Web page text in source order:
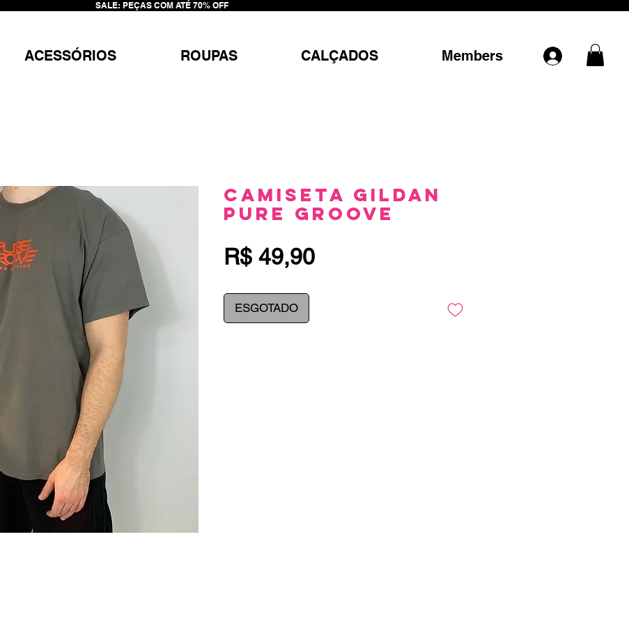
SALE: PEÇAS COM ATÉ 70% OFF
ACESSÓRIOS ROUPAS CALÇADOS Members
Camiseta Gildan
Pure Groove
R$ 49,90Preço
ESGOTADO